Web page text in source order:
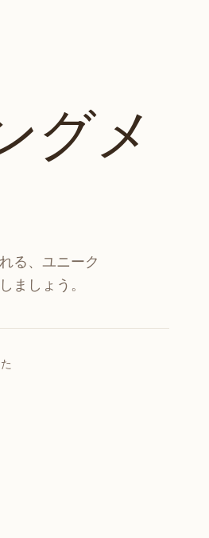
グメ
る、ユニーク
ましょう。